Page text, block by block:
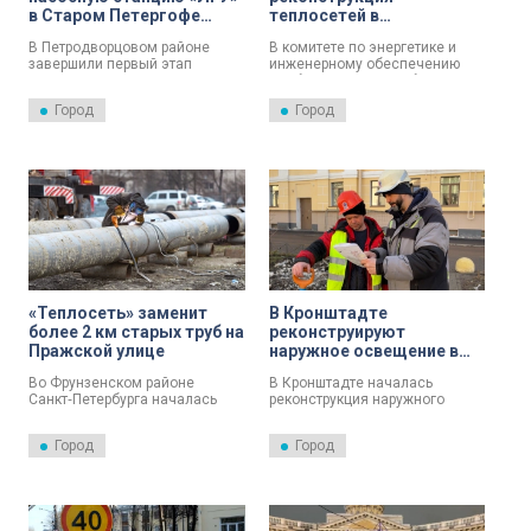
в Старом Петергофе
оборудованием
В Петродворцовом районе
завершили первый этап
насосной станции «ЛГУ», это
повысило надежность
Город
теплосетей в
завершится к середине
ноября
В комитете по энергетике и
инженерному обеспечению
года Национальный
медицинский
района будут гарантированно
обеспечены стабильным
теплоснабжением.
Город
«Теплосеть» заменит
более 2 км старых труб на
Пражской улице
Во Фрунзенском районе
Санкт‑Петербурга началась
распределительной тепловой
сети «Пражская». Участок от
пять лет здесь произошло 29
Город
В Кронштадте
реконструируют
наружное освещение в
Красной, Петровской и в
Летнем саду
В Кронштадте началась
реконструкция наружного
улицами Красной, Петровской
и в Летнем саду.
Город